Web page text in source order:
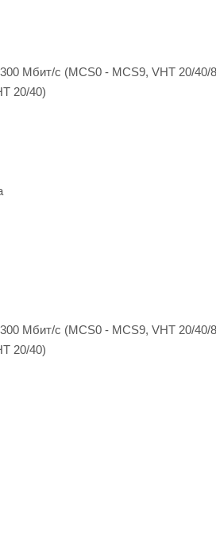
Мбит/с (MCS0 - MCS9, VHT 20/40/
20/40)
Мбит/с (MCS0 - MCS9, VHT 20/40/
20/40)